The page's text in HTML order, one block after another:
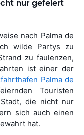
nach Palma de
wilde Partys zu
zu faulenzen,
ist einer der
Palma de
Touristen
die nicht nur
sich auch einen
hat.